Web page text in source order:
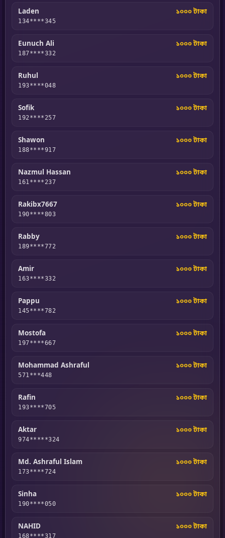
Laden
134****345
১০০০ টাকা
Eunuch Ali
187****332
১০০০ টাকা
Ruhul
193****048
১০০০ টাকা
Sofik
192****257
১০০০ টাকা
Shawon
188****917
১০০০ টাকা
Nazmul Hassan
161****237
১০০০ টাকা
Rakibx7667
190****803
১০০০ টাকা
Rabby
189****772
১০০০ টাকা
Amir
163****332
১০০০ টাকা
Pappu
145****782
১০০০ টাকা
Mostofa
197****667
১০০০ টাকা
Mohammad Ashraful
571***448
১০০০ টাকা
Rafin
193****705
১০০০ টাকা
Aktar
974*****324
১০০০ টাকা
Md. Ashraful Islam
173****724
১০০০ টাকা
Sinha
190****050
১০০০ টাকা
NAHID
168****317
১০০০ টাকা